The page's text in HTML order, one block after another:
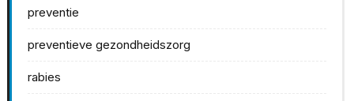
preventie
preventieve gezondheidszorg
rabies